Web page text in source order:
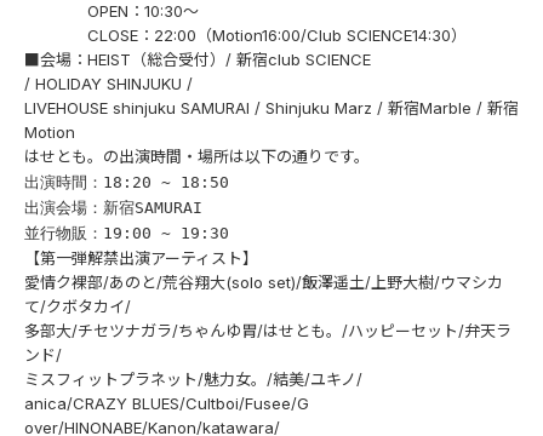
OPEN：10:30～
CLOSE：22:00（Motion16:00/Club SCIENCE14:30）
■会場：HEIST（総合受付）/ 新宿club SCIENCE
/ HOLIDAY SHINJUKU /
LIVEHOUSE shinjuku SAMURAI / Shinjuku Marz / 新宿Marble / 新宿
Motion
はせとも。の出演時間・場所は以下の通りです。
出演時間：18:20 ~ 18:50
出演会場：新宿SAMURAI
並行物販：19:00 ~ 19:30
【第一弾解禁出演アーティスト】
愛情ク裸部/あのと/荒谷翔大(solo set)/飯澤遥土/上野大樹/ウマシカ
て/クボタカイ/
多部大/チセツナガラ/ちゃんゆ胃/はせとも。/ハッピーセット/弁天ラ
ンド/
ミスフィットプラネット/魅力女。/結美/ユキノ/
anica/CRAZY BLUES/Cultboi/Fusee/G
over/HINONABE/Kanon/katawara/